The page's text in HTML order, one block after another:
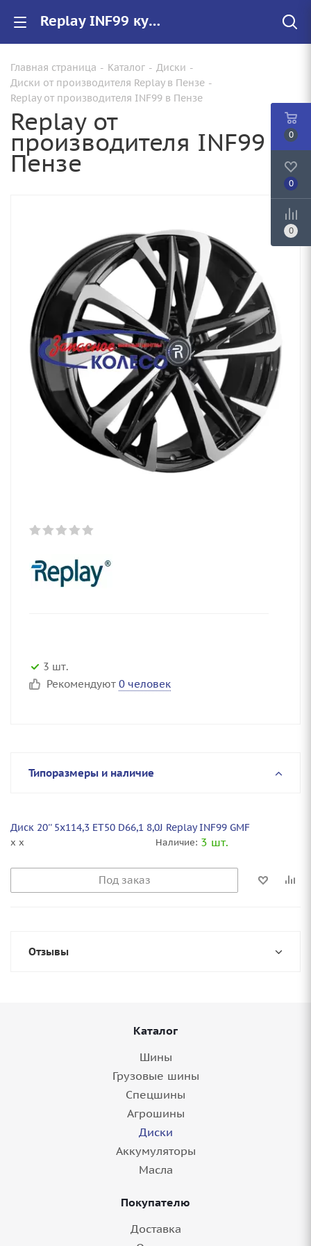
Replay INF99 купить в Пензе, низкие цены на автомобильные диски
Главная страница - Каталог - Диски -
Диски от производителя Replay в Пензе -
Replay от производителя INF99 в Пензе
Replay от
производителя INF99 в
Пензе
3 шт.
Рекомендуют 0 человек
Типоразмеры и наличие
Диск 20'' 5x114,3 ET50 D66,1 8,0J Replay INF99 GMF
x x Наличие: 3 шт.
Под заказ
Отзывы
Каталог
Шины
Грузовые шины
Спецшины
Агрошины
Диски
Аккумуляторы
Масла
Покупателю
Доставка
0
0
0